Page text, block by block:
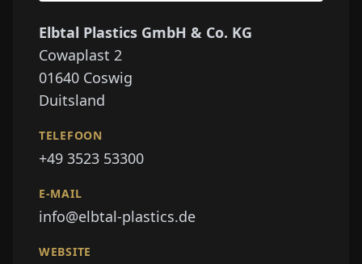
Elbtal Plastics GmbH & Co. KG
Cowaplast 2
01640 Coswig
Duitsland
TELEFOON
+49 3523 53300
E-MAIL
info@elbtal-plastics.de
WEBSITE